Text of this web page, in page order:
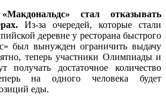
стал отказывать
Из-за очередей, которые стали
деревне у ресторана быстрого
был вынужден ограничить выдачу
теперь участники Олимпиады и
получать достаточное количество
на одного человека будет
еды.